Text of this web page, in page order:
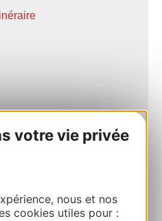
votre vie privée
nous et nos
cookies utiles pour :